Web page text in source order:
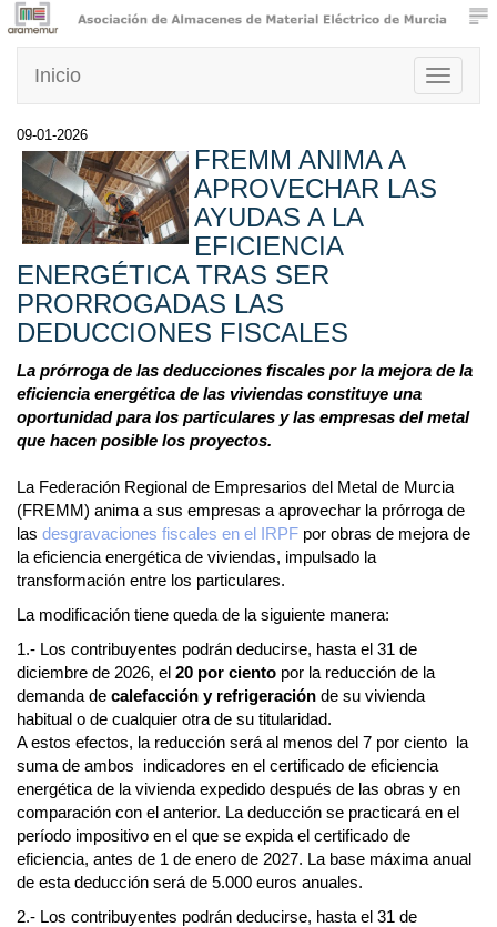
Toggle
Inicio
09-01-2026
FREMM ANIMA A
APROVECHAR LAS
AYUDAS A LA
EFICIENCIA
ENERGÉTICA TRAS SER
PRORROGADAS LAS
DEDUCCIONES FISCALES
La prórroga de las deducciones fiscales por la mejora de la
eficiencia energética de las viviendas constituye una
oportunidad para los particulares y las empresas del metal
que hacen posible los proyectos.
La Federación Regional de Empresarios del Metal de Murcia
(FREMM) anima a sus empresas a aprovechar la prórroga de
las desgravaciones fiscales en el IRPF por obras de mejora de
la eficiencia energética de viviendas, impulsado la
transformación entre los particulares.
La modificación tiene queda de la siguiente manera:
1.- Los contribuyentes podrán deducirse, hasta el 31 de
diciembre de 2026, el 20 por ciento por la reducción de la
demanda de calefacción y refrigeración de su vivienda
habitual o de cualquier otra de su titularidad.
A estos efectos, la reducción será al menos del 7 por ciento la
suma de ambos indicadores en el certificado de eficiencia
energética de la vivienda expedido después de las obras y en
comparación con el anterior. La deducción se practicará en el
período impositivo en el que se expida el certificado de
eficiencia, antes de 1 de enero de 2027. La base máxima anual
de esta deducción será de 5.000 euros anuales.
2.- Los contribuyentes podrán deducirse, hasta el 31 de